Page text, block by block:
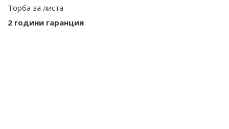
Торба за листа
2 години гаранция